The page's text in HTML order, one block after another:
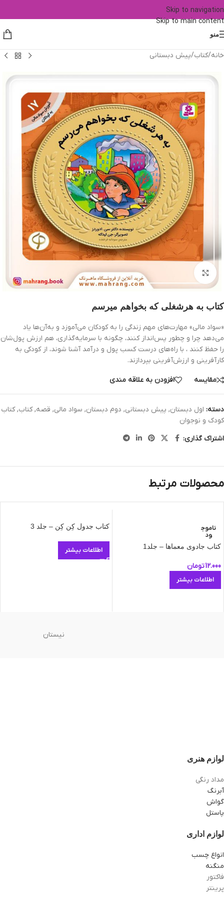
Skip to navigation
Skip to main content
منو
خانه/کتاب/پیش دبستانی
بزرگنمایی تصویر
کتاب به هرشغلی که بخواهم میرسم
«سواد مالی» مهارت‌های مهم زندگی را به کودکان می‌آموزد و به‌آن‌ها یاد
می‌دهد چرا و چطور پس‌انداز کنند، چگونه با سرمایه‌گذاری، هم ارزش پول‌شان
را حفظ کنند ، با راه‌های درست کسب پول و درآمد آشنا شوند، از کودکی به
کارآفرینی و ارزش‌آفرینی بپردازند.
مقایسه افزودن به علاقه مندی
دسته: اول دبستان, پیش دبستانی, دوم دبستان, سواد مالی, قصه, کتاب, کتاب
کودک و نوجوان
اشتراک گذاری:
محصولات مرتبط
ناموج
ود
کتاب جادوی معماها – جلد1
12.000تومان
اطلاعات بیشتر
کتاب جدول کِن کِن – جلد 3
اطلاعات بیشتر
نیستان
لوازم هنری
مداد رنگی
آبرنگ
گواش
پاستل
لوازم اداری
انواع چسب
منگنه
فاکتور
پرینتر